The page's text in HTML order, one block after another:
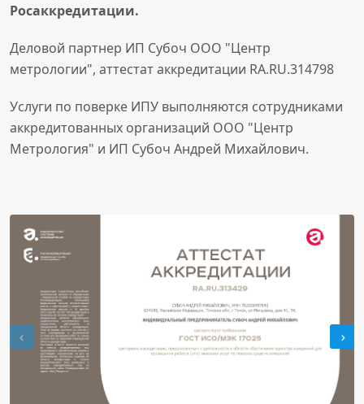
Росаккредитации.
Деловой партнер ИП Субоч ООО "Центр
метрологии", аттестат аккредитации RA.RU.314798
Услуги по поверке ИПУ выполняются сотрудниками
аккредитованных организаций ООО "Центр
Метрология" и ИП Субоч Андрей Михайлович.